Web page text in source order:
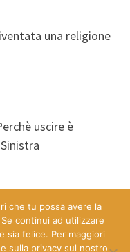
una religione
uscire è
che tu possa avere la
continui ad utilizzare
sia felice. Per maggiori
sulla privacy sul nostro